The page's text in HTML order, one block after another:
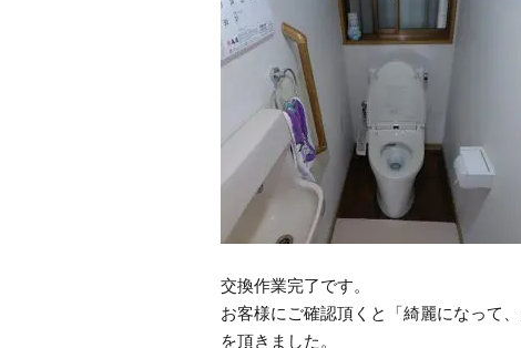
交換作業完了です。
お客様にご確認頂くと「綺麗になって
を頂きました。